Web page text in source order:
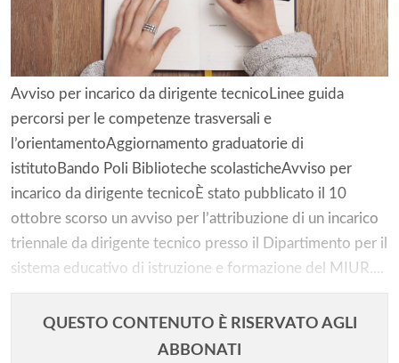
Avviso per incarico da dirigente tecnicoLinee guida
percorsi per le competenze trasversali e
l’orientamentoAggiornamento graduatorie di
istitutoBando Poli Biblioteche scolasticheAvviso per
incarico da dirigente tecnicoÈ stato pubblicato il 10
ottobre scorso un avviso per l’attribuzione di un incarico
triennale da dirigente tecnico presso il Dipartimento per il
sistema educativo di istruzione e formazione del MIUR....
QUESTO CONTENUTO È RISERVATO AGLI
ABBONATI